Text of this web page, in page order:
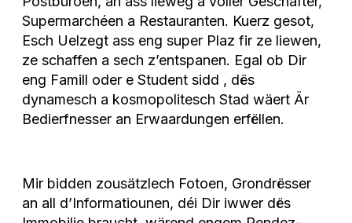
Supermarchéen a Restauranten. Kuerz gesot,
Esch Uelzegt ass eng super Plaz fir ze liewen,
ze schaffen a sech z’entspanen. Egal ob Dir
eng Famill oder e Student sidd , dës
dynamesch a kosmopolitesch Stad wäert Är
Bedierfnesser an Erwaardungen erfëllen.
Mir bidden zousätzlech Fotoen, Grondrësser
an all d’Informatiounen, déi Dir iwwer dës